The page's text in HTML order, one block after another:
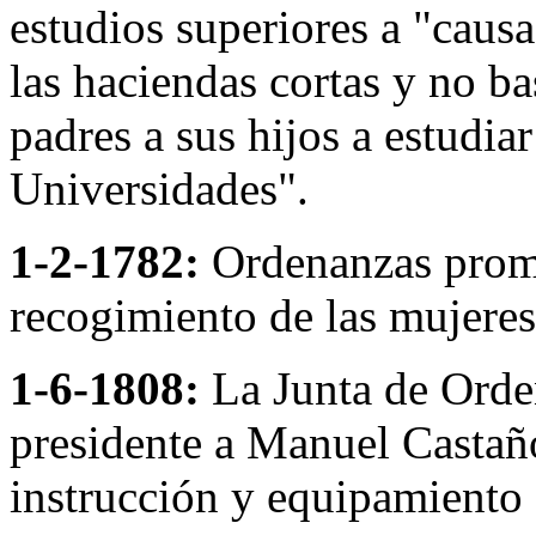
estudios superiores a
las haciendas cortas y no
padres a sus hijos a
Universidades".
1-2-1782: Ordenanzas
recogimiento de las
1-6-1808: La Junta de
presidente a Manuel
instrucción y equipamiento